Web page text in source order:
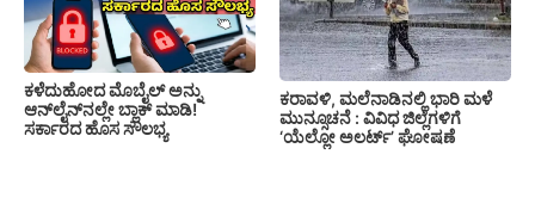
ಕಳೆದುಹೋದ ಮೊಬೈಲ್ ಅನ್ನು
ಆನ್‌ಲೈನ್‌ನಲ್ಲೇ ಬ್ಲಾಕ್ ಮಾಡಿ!
ಸರ್ಕಾರದ ಹೊಸ ಸೌಲಭ್ಯ
ಕರಾವಳಿ, ಮಲೆನಾಡಿನಲ್ಲಿ ಭಾರಿ ಮಳೆ
ಮುನ್ಸೂಚನೆ : ವಿವಿಧ ಜಿಲ್ಲೆಗಳಿಗೆ
‘ಯೆಲ್ಲೋ ಅಲರ್ಟ್’ ಘೋಷಣೆ